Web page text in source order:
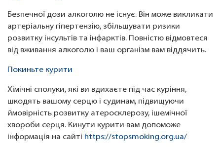
Безпечної дози алкоголю не існує. Він може викликати
артеріальну гіпертензію, збільшувати ризики
розвитку інсультів та інфарктів. Повністю відмовтеся
від вживання алкоголю і ваш організм вам віддячить.
Покиньте курити
Хімічні сполуки, які ви вдихаєте під час куріння,
шкодять вашому серцю і судинам, підвищуючи
ймовірність розвитку атеросклерозу, ішемічної
хвороби серця. Кинути курити вам допоможе
інформація на сайті https://stopsmoking.org.ua/